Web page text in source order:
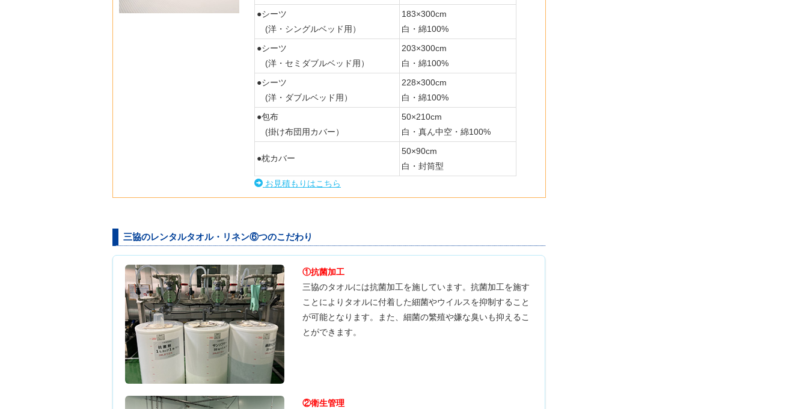
●シーツ
(洋・シングルベッド用）
183×300cm
白・綿100%
●シーツ
(洋・セミダブルベッド用）
203×300cm
白・綿100%
●シーツ
(洋・ダブルベッド用）
228×300cm
白・綿100%
●包布
(掛け布団用カバー）
50×210cm
白・真ん中空・綿100%
●枕カバー
50×90cm
白・封筒型
お見積もりはこちら
三協のレンタルタオル・リネン⑥つのこだわり
①抗菌加工
三協のタオルには抗菌加工を施しています。抗菌加工を施す
ことによりタオルに付着した細菌やウイルスを抑制すること
が可能となります。また、細菌の繁殖や嫌な臭いも抑えるこ
とができます。
②衛生管理